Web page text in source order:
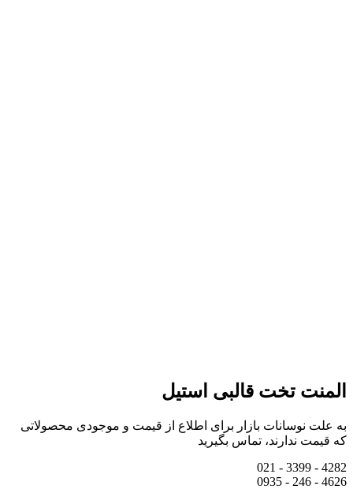
المنت تخت قالبی استیل
به علت نوسانات بازار برای اطلاع از قیمت و موجودی محصولاتی
که قیمت ندارند، تماس بگیرید
4282 - 3399 - 021
4626 - 246 - 0935